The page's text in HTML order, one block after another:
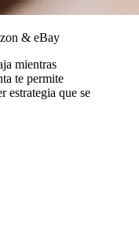
& eBay
mientras
te permite
estrategia que se